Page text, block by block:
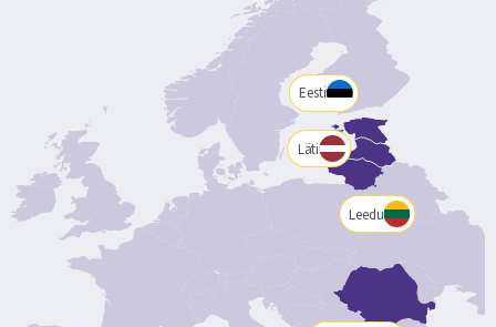
Läti
Leedu
Eesti